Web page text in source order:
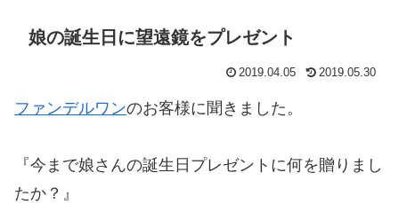
娘の誕生日に望遠鏡をプレゼント
2019.04.05 2019.05.30
ファンデルワンのお客様に聞きました。
『今まで娘さんの誕生日プレゼントに何を贈りまし
たか？』